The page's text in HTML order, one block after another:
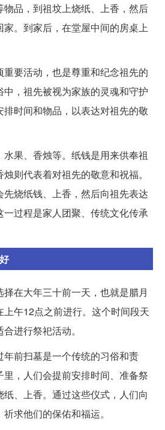
品，到祖坟上烧纸、上香，然后
。到家后，在堂屋中间的房桌上
要活动，也是尊重和纪念祖先的
，祖先被视为家族的灵魂和守护
时间和物品，以表达对祖先的敬
果、香烛等。纸钱是用来供奉祖
则代表着对祖先的敬意和祝福。
烧纸钱、上香，然后向祖先表达
一过程是家人团聚、传统文化传承
在大年三十前一天，也就是腊月
午12点之前进行。这个时间段天
进行祭祀活动。
前扫墓是一个传统的习俗和责
，人们会提前安排时间、准备祭
、上香。通过这些仪式，人们向
求他们的保佑和福运。